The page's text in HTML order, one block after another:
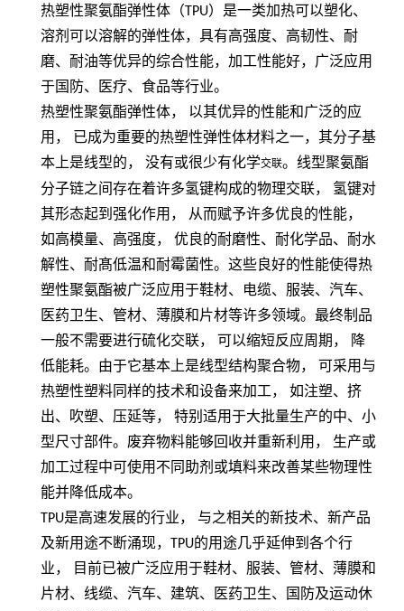
热塑性聚氨酯弹性体（TPU）是一类加热可以塑化、
溶剂可以溶解的弹性体，具有高强度、高韧性、耐
磨、耐油等优异的综合性能，加工性能好，广泛应用
于国防、医疗、食品等行业。
热塑性聚氨酯弹性体，
以其优异的性能和广泛的应
用，
已成为重要的热塑性弹性体材料之一，其分子基
本上是线型的，
没有或很少有化学交联。线型聚氨酯
分子链之间存在着许多氢键构成的物理交联，
氢键对
其形态起到强化作用，
从而赋予许多优良的性能，
如高模量、高强度，
优良的耐磨性、耐化学品、耐水
解性、耐髙低温和耐霉菌性。这些良好的性能使得热
塑性聚氨酯被广泛应用于鞋材、电缆、服装、汽车、
医药卫生、管材、薄膜和片材等许多领域。最终制品
一般不需要进行硫化交联，
可以缩短反应周期，
降
低能耗。由于它基本上是线型结构聚合物，
可采用与
热塑性塑料同样的技术和设备来加工，
如注塑、挤
出、吹塑、压延等，
特别适用于大批量生产的中、小
型尺寸部件。废弃物料能够回收并重新利用，
生产或
加工过程中可使用不同助剂或填料来改善某些物理性
能并降低成本。
TPU是高速发展的行业， 与之相关的新技术、新产品
及新用途不断涌现， TPU的用途几乎延伸到各个行
业， 目前已被广泛应用于鞋材、服装、管材、薄膜和
片材、线缆、汽车、建筑、医药卫生、国防及运动休